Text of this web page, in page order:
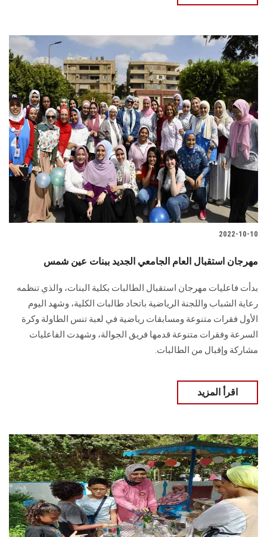
2022-10-10
مهرجان استقبال العام الجامعي الجديد ببنات عين شمس
بدأت فاعليات مهرجان استقبال الطالبات بكلية البنات، والذي تنظمه
رعاية الشباب واللجنة الرياضية باتحاد طالبات الكلية، وشهد اليوم
الأول فقرات متنوعة ومسابقات رياضية في لعبة تنس الطاولة وكرة
السرعة وفقرات متنوعة قدمها فريق الجوالة، وشهدت الفاعليات
مشاركة وإقبال من الطالبات.
اقرأ المزيد